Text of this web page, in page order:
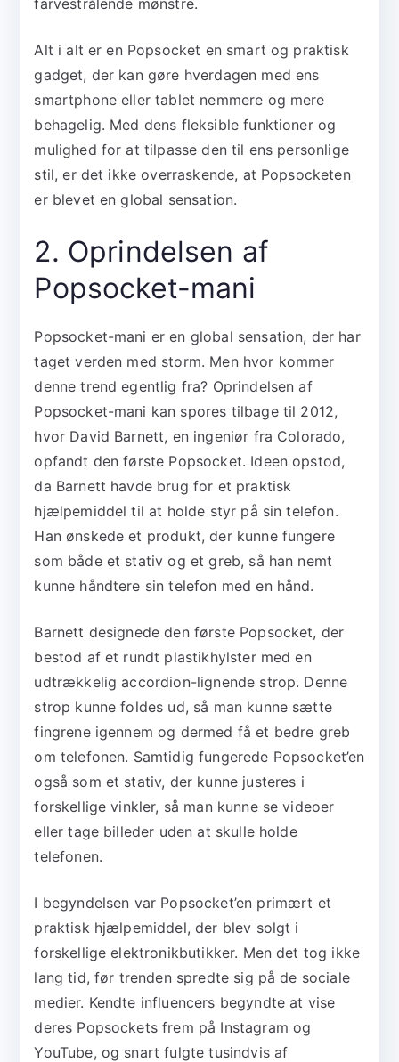
Alt i alt er en Popsocket en smart og praktisk
gadget, der kan gøre hverdagen med ens
smartphone eller tablet nemmere og mere
behagelig. Med dens fleksible funktioner og
mulighed for at tilpasse den til ens personlige
stil, er det ikke overraskende, at Popsocketen
er blevet en global sensation.
2. Oprindelsen af
Popsocket-mani
Popsocket-mani er en global sensation, der har
taget verden med storm. Men hvor kommer
denne trend egentlig fra? Oprindelsen af
Popsocket-mani kan spores tilbage til 2012,
hvor David Barnett, en ingeniør fra Colorado,
opfandt den første Popsocket. Ideen opstod,
da Barnett havde brug for et praktisk
hjælpemiddel til at holde styr på sin telefon.
Han ønskede et produkt, der kunne fungere
som både et stativ og et greb, så han nemt
kunne håndtere sin telefon med en hånd.
Barnett designede den første Popsocket, der
bestod af et rundt plastikhylster med en
udtrækkelig accordion-lignende strop. Denne
strop kunne foldes ud, så man kunne sætte
fingrene igennem og dermed få et bedre greb
om telefonen. Samtidig fungerede Popsocket’en
også som et stativ, der kunne justeres i
forskellige vinkler, så man kunne se videoer
eller tage billeder uden at skulle holde
telefonen.
I begyndelsen var Popsocket’en primært et
praktisk hjælpemiddel, der blev solgt i
forskellige elektronikbutikker. Men det tog ikke
lang tid, før trenden spredte sig på de sociale
medier. Kendte influencers begyndte at vise
deres Popsockets frem på Instagram og
YouTube, og snart fulgte tusindvis af